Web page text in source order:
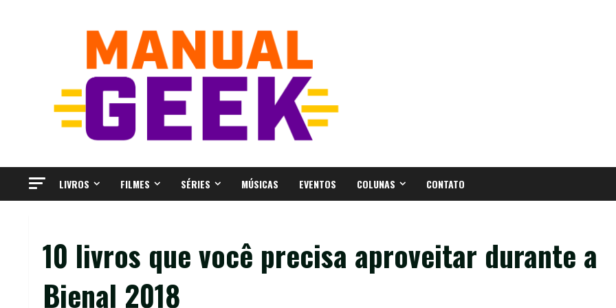
LIVROS FILMES SÉRIES MÚSICAS EVENTOS COLUNAS CONTATO
10 livros que você precisa aproveitar durante a
Bienal 2018